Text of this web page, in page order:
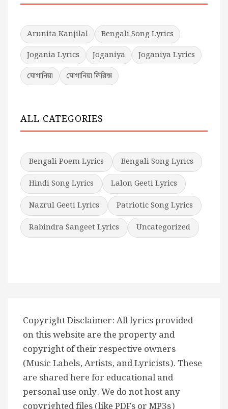
Arunita Kanjilal
Bengali Song Lyrics
Jogania Lyrics
Joganiya
Joganiya Lyrics
যোগানিয়া
যোগানিয়া লিরিক্স
ALL CATEGORIES
Bengali Poem Lyrics
Bengali Song Lyrics
Hindi Song Lyrics
Lalon Geeti Lyrics
Nazrul Geeti Lyrics
Patriotic Song Lyrics
Rabindra Sangeet Lyrics
Uncategorized
Copyright Disclaimer: All lyrics provided
on this website are the property and
copyright of their respective owners
(Music Labels, Artists, and Lyricists). These
are shared here for educational and
personal use only. We do not host any